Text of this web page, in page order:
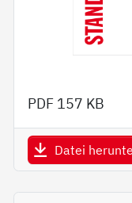
PDF 157 KB
Datei